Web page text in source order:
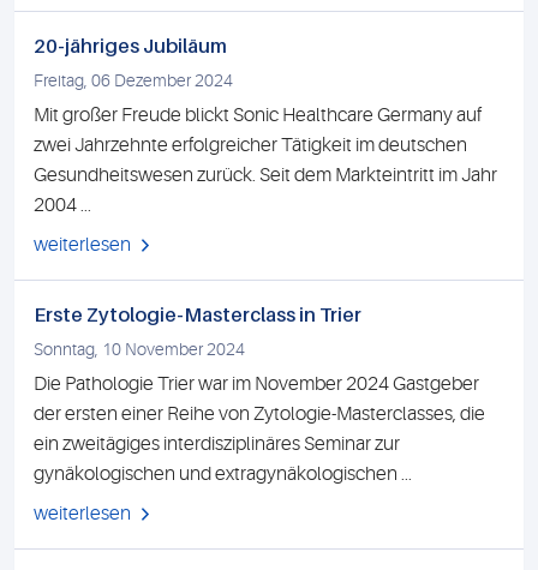
20-jähriges Jubiläum
Freitag, 06 Dezember 2024
Mit großer Freude blickt Sonic Healthcare Germany auf
zwei Jahrzehnte erfolgreicher Tätigkeit im deutschen
Gesundheitswesen zurück. Seit dem Markteintritt im Jahr
2004 ...
weiterlesen
Erste Zytologie-Masterclass in Trier
Sonntag, 10 November 2024
Die Pathologie Trier war im November 2024 Gastgeber
der ersten einer Reihe von Zytologie-Masterclasses, die
ein zweitägiges interdisziplinäres Seminar zur
gynäkologischen und extragynäkologischen ...
weiterlesen